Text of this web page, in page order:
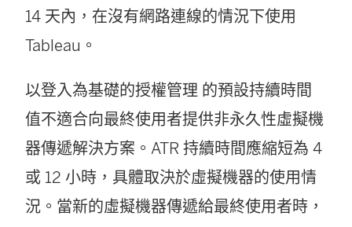
14 天內，在沒有網路連線的情況下使用
Tableau。
以登入為基礎的授權管理 的預設持續時間
值不適合向最終使用者提供非永久性虛擬機
器傳遞解決方案。ATR 持續時間應縮短為 4
或 12 小時，具體取決於虛擬機器的使用情
況。當新的虛擬機器傳遞給最終使用者時，